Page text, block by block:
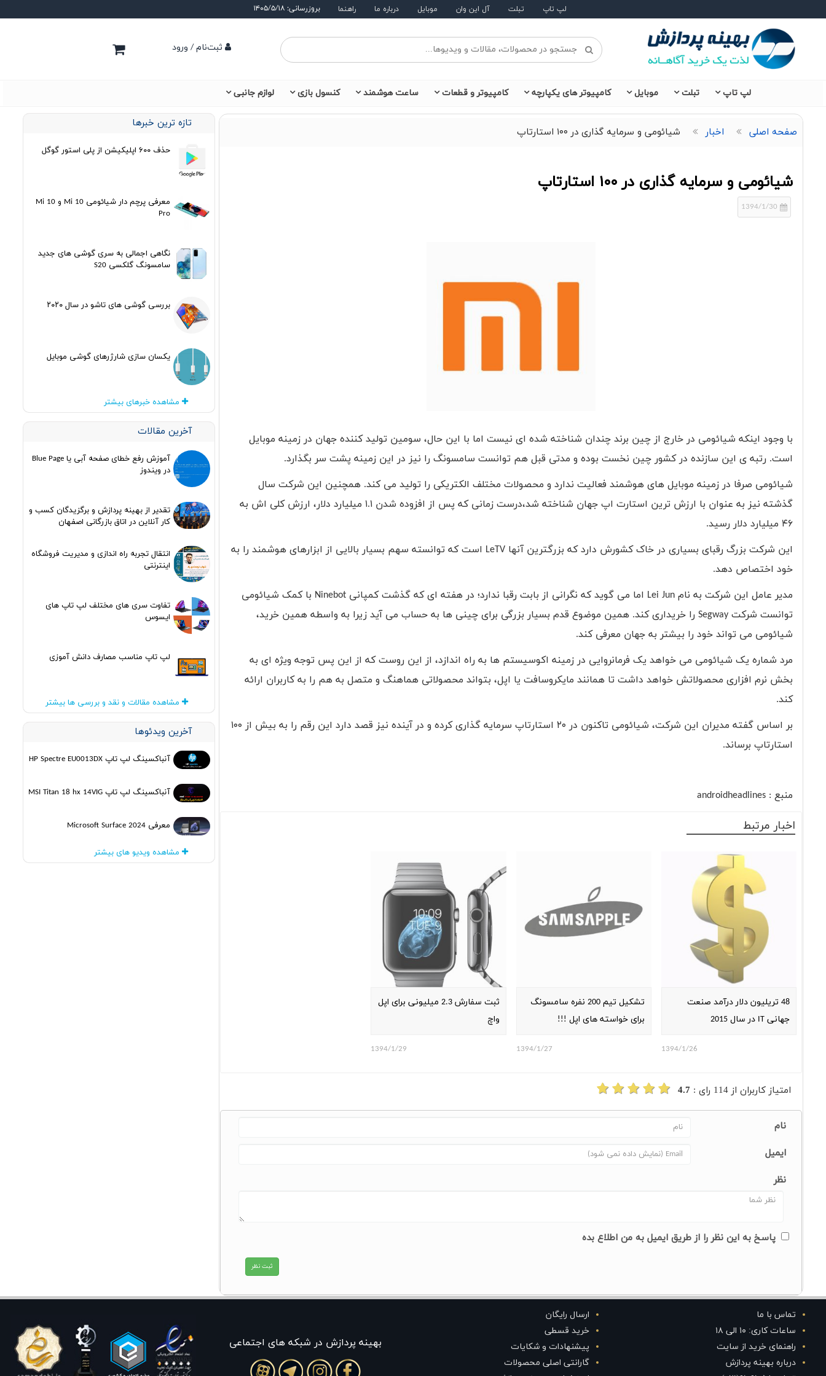
لپ تاپ تبلت آل این وان موبایل درباره ما راهنما بروزرسانی: ۱۴۰۵/۵/۱۸
ثبت‌نام / ورود
لپ تاپ تبلت موبایل کامپیوتر های یکپارچه کامپیوتر و قطعات ساعت هوشمند کنسول بازی لوازم جانبی
صفحه اصلی اخبار شیائومی و سرمایه گذاری در ۱۰۰ استارتاپ
شیائومی و سرمایه گذاری در ۱۰۰ استارتاپ
1394/1/30
با وجود اینکه شیائومی در خارج از چین برند چندان شناخته شده ای نیست اما با این حال، سومین تولید کننده جهان در زمینه موبایل
است. رتبه ی این سازنده در کشور چین نخست بوده و مدتی قبل هم توانست سامسونگ را نیز در این زمینه پشت سر بگذارد.
شیائومی صرفا در زمینه موبایل های هوشمند فعالیت ندارد و محصولات مختلف الکتریکی را تولید می کند. همچنین این شرکت سال
گذشته نیز به عنوان با ارزش ترین استارت اپ جهان شناخته شد،درست زمانی که پس از افزوده شدن ۱.۱ میلیارد دلار، ارزش کلی اش به
۴۶ میلیارد دلار رسید.
این شرکت بزرگ رقبای بسیاری در خاک کشورش دارد که بزرگترین آنها LeTV است که توانسته سهم بسیار بالایی از ابزارهای هوشمند را به
خود اختصاص دهد.
مدیر عامل این شرکت به نامLei Jun اما می گوید که نگرانی از بابت رقبا ندارد؛ در هفته ای که گذشت کمپانی Ninebot با کمک شیائومی
توانست شرکتSegway را خریداری کند. همین موضوع قدم بسیار بزرگی برای چینی ها به حساب می آید زیرا به واسطه همین خرید،
شیائومی می تواند خود را بیشتر به جهان معرفی کند.
مرد شماره یک شیائومی می خواهد یک فرمانروایی در زمینه اکوسیستم ها به راه اندازد، از این روست که از این پس توجه ویژه ای به
بخش نرم افزاری محصولاتش خواهد داشت تا همانند مایکروسافت یا اپل، بتواند محصولاتی هماهنگ و متصل به هم را به کاربران ارائه
کند.
بر اساس گفته مدیران این شرکت، شیائومی تاکنون در ۲۰ استارتاپ سرمایه گذاری کرده و در آینده نیز قصد دارد این رقم را به بیش از ۱۰۰
استارتاپ برساند.
منبع : androidheadlines
اخبار مرتبط
48 تریلیون دلار درآمد صنعت‌
جهانی IT در سال 2015
1394/1/26
تشکیل تیم 200 نفره سامسونگ
برای خواسته های اپل !!!
1394/1/27
ثبت سفارش 2.3 میلیونی برای اپل
واچ
1394/1/29
امتیاز کاربران از 114 رای : 4.7
نام
ایمیل
نظر
پاسخ به این نظر را از طریق ایمیل به من اطلاع بده
تازه ترین خبرها
حذف ۶۰۰ اپلیکیشن از پلی استور گوگل
معرفی پرچم دار شیائومی Mi 10 و Mi 10
Pro
نگاهی اجمالی به سری گوشی های جدید
سامسونگ گلکسی S20
بررسی گوشی های تاشو در سال ۲۰۲۰
یکسان سازی شارژرهای گوشی موبایل
مشاهده خبرهای بیشتر
آخرین مقالات
آموزش رفع خطای صفحه آبی یا Blue Page
در ویندوز
تقدیر از بهینه پردازش و برگزیدگان کسب و
کار آنلاین در اتاق بازرگانی اصفهان
انتقال تجربه راه اندازی و مدیریت فروشگاه
اینترنتی
تفاوت سری های مختلف لپ تاپ های
ایسوس
لپ تاپ مناسب مصارف دانش آموزی
مشاهده مقالات و نقد و بررسی ها بیشتر
آخرین ویدئوها
آنباکسینگ لپ تاپ HP Spectre EU0013DX
آنباکسینگ لپ تاپ MSI Titan 18 hx 14VIG
معرفی Microsoft Surface 2024
مشاهده ویدیو های بیشتر
تماس با ما
ساعات کاری: ۱۰ الی ۱۸
راهنمای خرید از سایت
درباره بهینه پردازش
ارسال رایگان
خرید قسطی
پیشنهادات و شکایات
گارانتی اصلی محصولات
بهينه پردازش در شبکه های اجتماعی